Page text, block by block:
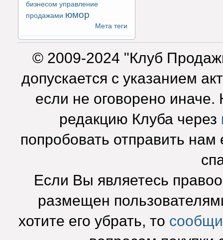
бизнесом управление
продажами юмор
Мета теги
© 2009-2024 "Клуб
допускается с указанием
если не оговорено
редакцию Клуба через
попробовать отправить нам
Если Вы являетесь
размещен
хотите его убрать, то